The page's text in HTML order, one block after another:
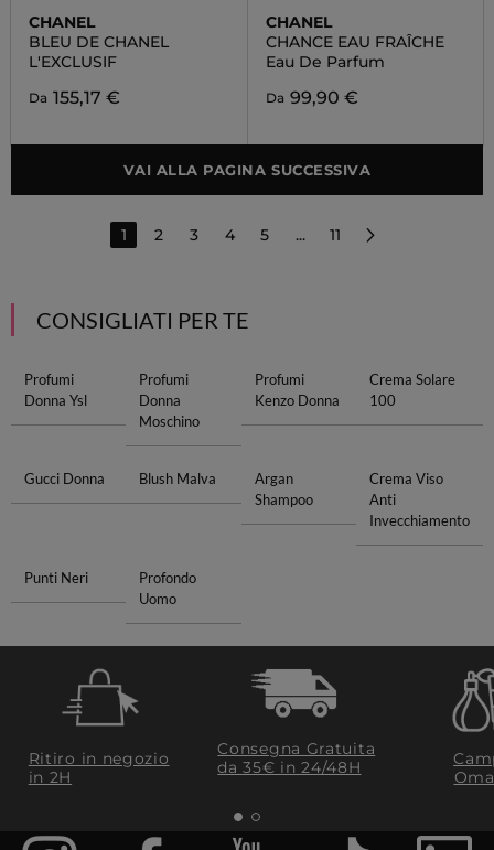
CHANEL
BLEU DE CHANEL
L'EXCLUSIF
Da 155,17 €
CHANEL
CHANCE EAU FRAÎCHE
Eau De Parfum
Da 99,90 €
VAI ALLA PAGINA SUCCESSIVA
1 2 3 4 5 ... 11
CONSIGLIATI PER TE
Profumi
Donna Ysl
Profumi
Donna
Moschino
Profumi
Kenzo Donna
Crema Solare
100
Gucci Donna Blush Malva
Argan
Shampoo
Crema Viso
Anti
Invecchiamento
Punti Neri
Profondo
Uomo
Ritiro in negozio
in 2H
Consegna Gratuita
da 35€​ in 24/48H